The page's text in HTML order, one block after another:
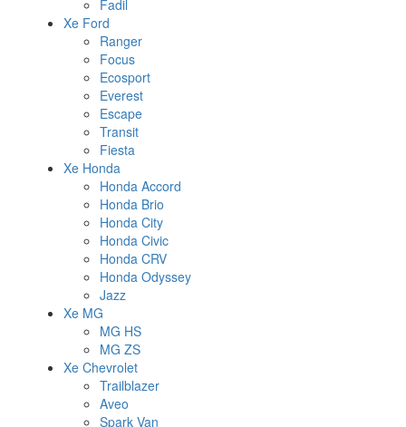
Fadil
Xe Ford
Ranger
Focus
Ecosport
Everest
Escape
Transit
Fiesta
Xe Honda
Honda Accord
Honda Brio
Honda City
Honda Civic
Honda CRV
Honda Odyssey
Jazz
Xe MG
MG HS
MG ZS
Xe Chevrolet
Trailblazer
Aveo
Spark Van